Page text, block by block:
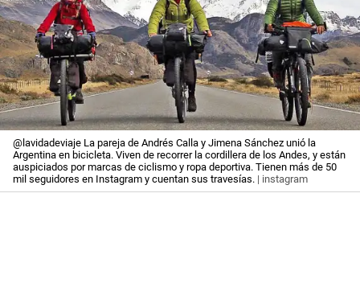
@lavidadeviaje La pareja de Andrés Calla y Jimena Sánchez unió la
Argentina en bicicleta. Viven de recorrer la cordillera de los Andes, y están
auspiciados por marcas de ciclismo y ropa deportiva. Tienen más de 50
mil seguidores en Instagram y cuentan sus travesías. | instagram